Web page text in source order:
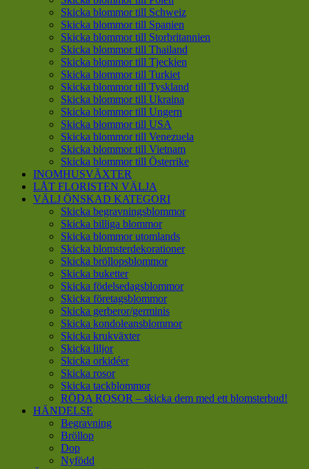
Skicka blommor till Schweiz
Skicka blommor till Spanien
Skicka blommor till Storbritannien
Skicka blommor till Thailand
Skicka blommor till Tjeckien
Skicka blommor till Turkiet
Skicka blommor till Tyskland
Skicka blommor till Ukraina
Skicka blommor till Ungern
Skicka blommor till USA
Skicka blommor till Venezuela
Skicka blommor till Vietnam
Skicka blommor till Österrike
INOMHUSVÄXTER
LÅT FLORISTEN VÄLJA
VÄLJ ÖNSKAD KATEGORI
Skicka begravningsblommor
Skicka billiga blommor
Skicka blommor utomlands
Skicka blomsterdekorationer
Skicka bröllopsblommor
Skicka buketter
Skicka födelsedagsblommor
Skicka företagsblommor
Skicka gerberor/germinis
Skicka kondoleansblommor
Skicka krukväxter
Skicka liljor
Skicka orkidéer
Skicka rosor
Skicka tackblommor
RÖDA ROSOR – skicka dem med ett blomsterbud!
HÄNDELSE
Begravning
Bröllop
Dop
Nyfödd